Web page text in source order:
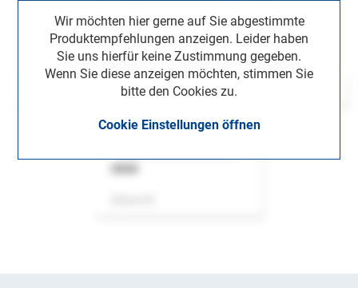
Wir möchten hier gerne auf Sie abgestimmte
Produktempfehlungen anzeigen. Leider haben
Sie uns hierfür keine Zustimmung gegeben.
Wenn Sie diese anzeigen möchten, stimmen Sie
bitte den Cookies zu.
Cookie Einstellungen öffnen